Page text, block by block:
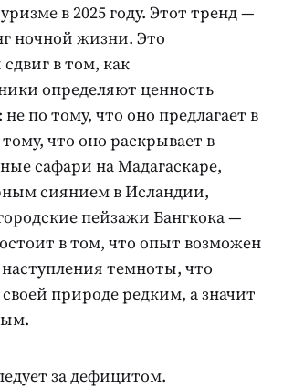
в 2025 году. Этот тренд —
ночной жизни. Это
в том, как
определяют ценность
по тому, что оно предлагает в
что оно раскрывает в
сафари на Мадагаскаре,
сиянием в Исландии,
пейзажи Бангкока —
в том, что опыт возможен
темноты, что
своей природе редким, а значит
за дефицитом.